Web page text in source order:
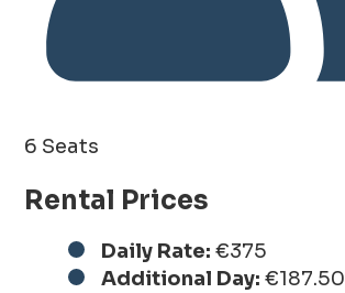
6 Seats
Rental Prices
Daily Rate: €375
Additional Day: €187.50